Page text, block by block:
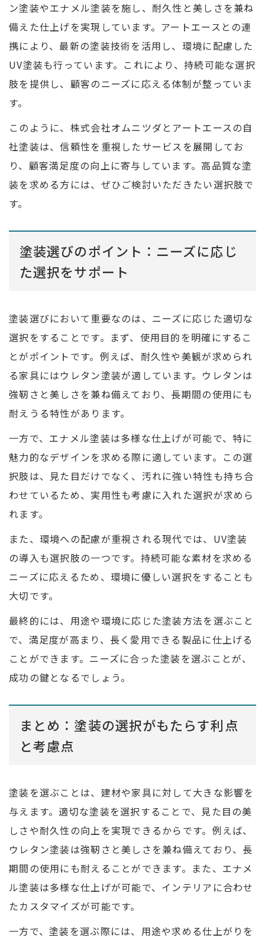
ン塗装やエナメル塗装を施し、耐久性と美しさを兼ね
備えた仕上げを実現しています。アートエースとの連
携により、最新の塗装技術を活用し、環境に配慮した
UV塗装も行っています。これにより、持続可能な選択
肢を提供し、顧客のニーズに応える体制が整っていま
す。
このように、株式会社オムニツダとアートエースの自
社塗装は、信頼性を重視したサービスを展開してお
り、顧客満足度の向上に寄与しています。高品質な塗
装を求める方には、ぜひご検討いただきたい選択肢で
す。
塗装選びのポイント：ニーズに応じ
た選択をサポート
塗装選びにおいて重要なのは、ニーズに応じた適切な
選択をすることです。まず、使用目的を明確にするこ
とがポイントです。例えば、耐久性や美観が求められ
る家具にはウレタン塗装が適しています。ウレタンは
強靭さと美しさを兼ね備えており、長期間の使用にも
耐えうる特性があります。
一方で、エナメル塗装は多様な仕上げが可能で、特に
魅力的なデザインを求める際に適しています。この選
択肢は、見た目だけでなく、汚れに強い特性も持ち合
わせているため、実用性も考慮に入れた選択が求めら
れます。
また、環境への配慮が重視される現代では、UV塗装
の導入も選択肢の一つです。持続可能な素材を求める
ニーズに応えるため、環境に優しい選択をすることも
大切です。
最終的には、用途や環境に応じた塗装方法を選ぶこと
で、満足度が高まり、長く愛用できる製品に仕上げる
ことができます。ニーズに合った塗装を選ぶことが、
成功の鍵となるでしょう。
まとめ：塗装の選択がもたらす利点
と考慮点
塗装を選ぶことは、建材や家具に対して大きな影響を
与えます。適切な塗装を選択することで、見た目の美
しさや耐久性の向上を実現できるからです。例えば、
ウレタン塗装は強靭さと美しさを兼ね備えており、長
期間の使用にも耐えることができます。また、エナメ
ル塗装は多様な仕上げが可能で、インテリアに合わせ
たカスタマイズが可能です。
一方で、塗装を選ぶ際には、用途や求める仕上がりを